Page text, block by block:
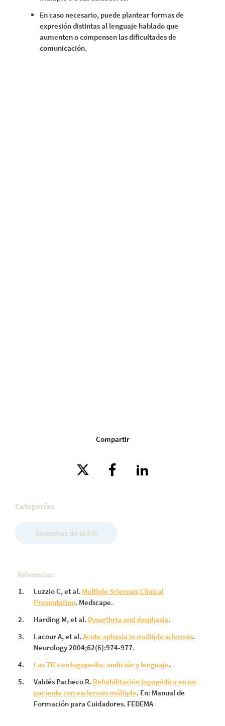
En caso necesario, puede plantear formas de
expresión distintas al lenguaje hablado que
aumenten o compensen las dificultades de
comunicación.
Compartir
Categorías
Síntomas de la EM
Referencias:
Luzzio C, et al. Multiple Sclerosis Clinical
Presentation. Medscape.
Harding M, et al. Dysarthria and dysphasia.
Lacour A, et al. Acute aphasia in multiple sclerosis.
Neurology 2004;62(6):974-977.
Las TICs en logopedia: audición y lenguaje.
Valdés Pacheco R. Rehabilitación logopédica en un
paciente con esclerosis múltiple. En: Manual de
Formación para Cuidadores. FEDEMA